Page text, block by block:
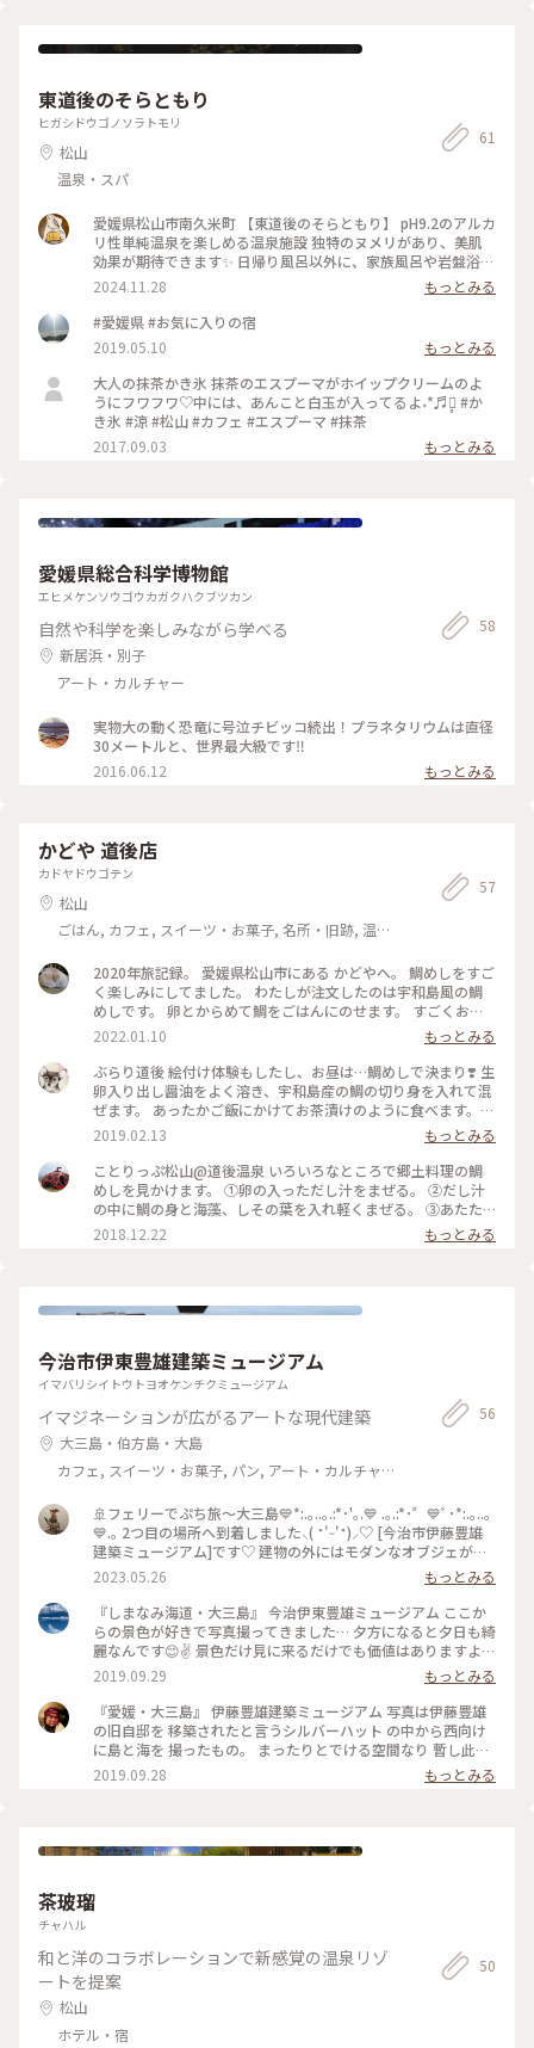
東道後のそらともり
ヒガシドウゴノソラトモリ
松山
温泉・スパ
61
愛媛県松山市南久米町 【東道後のそらともり】 pH9.2のアルカ
リ性単純温泉を楽しめる温泉施設 独特のヌメリがあり、美肌
効果が期待できます✨️ 日帰り風呂以外に、家族風呂や岩盤浴な
どもあり 1日中滞在でき、さらに宿泊も可能です！ * * * この
日はゆっくりしたかったので家族風呂へ 半露天風呂客室と同
じ大きさのお風呂です 足を伸ばしてゆっくり浸かれましたよ
♨️ 館内は、蛍光灯より自然光が多く降りそそぐので デジタル
デトックスにもちょうどいいなと感じました #四国 #愛媛 #松
山 #東道後温泉 #そらともり #温泉
2024.11.28
もっとみる
#愛媛県 #お気に入りの宿
2019.05.10
もっとみる
大人の抹茶かき氷 抹茶のエスプーマがホイップクリームのよ
うにフワフワ♡中には、あんこと白玉が入ってるよ˖*♬೨̣̥ #か
き氷 #涼 #松山 #カフェ #エスプーマ #抹茶
2017.09.03
もっとみる
愛媛県総合科学博物館
エヒメケンソウゴウカガクハクブツカン
自然や科学を楽しみながら学べる
新居浜・別子
アート・カルチャー
58
実物大の動く恐竜に号泣チビッコ続出！プラネタリウムは直径
30メートルと、世界最大級です‼︎
2016.06.12
もっとみる
かどや 道後店
カドヤドウゴテン
松山
ごはん, カフェ, スイーツ・お菓子, 名所・旧跡, 温
57
2020年旅記録。 愛媛県松山市にある かどやへ。 鯛めしをすご
く楽しみにしてました。 わたしが注文したのは宇和島風の鯛
めしです。 卵とからめて鯛をごはんにのせます。 すごくおい
しかったです。 ごちそうさまでした。 #愛媛県#松山市 #かど
や#鯛めし#宇和島風 #2020年
2022.01.10
もっとみる
ぶらり道後 絵付け体験もしたし、お昼は…鯛めしで決まり❣️ 生
卵入り出し醤油をよく溶き、宇和島産の鯛の切り身を入れて混
ぜます。 あったかご飯にかけてお茶漬けのように食べます。
ご飯多いよ〜と思いましたが、お代わりのご飯を入れてまたか
けて、さらさら〜っと…美味しゅうございました😊🙏 #冬のご
ちそう #道後温泉 #ランチ
2019.02.13
もっとみる
ことりっぷ松山@道後温泉 いろいろなところで郷土料理の鯛
めしを見かけます。 ①卵の入っただし汁をまぜる。 ②だし汁
の中に鯛の身と海藻、しその葉を入れ軽くまぜる。 ③あたた
かいご飯をお茶碗に盛る。 ④ご飯の上に鯛の身、海藻などを
のせ、だし汁を好みの量かける。 ・・美味しくいただきまし
2018.12.22 もっとみる
今治市伊東豊雄建築ミュージアム
イマバリシイトウトヨオケンチクミュージアム
イマジネーションが広がるアートな現代建築
大三島・伯方島・大島
カフェ, スイーツ・お菓子, パン, アート・カルチャー,
56
🚢フェリーでぷち旅〜大三島💙*:.｡..｡.:*･'｡.💙 .｡.:*･゜💙ﾟ･*:.｡..｡
💙.｡ 2つ目の場所へ到着しました⸜( ˶'ᵕ'˶)⸝♡ [今治市伊藤豊雄
建築ミュージアム]です♡ 建物の外にはモダンなオブジェが並
んでいます 海のそばで眺める建造物は美しいです✨💙 館内に
は寝転がれるくらいリラックスできる スペースがあります
(*'▽'*) 大きな窓から美しい島や海を眺めていると うとうとし
てしまいそうです(´-ω-｀)))。。 後ろ髪引かれながら次へすす
みます🚗³₃ * ここでチケットのご紹介をします•*¨*•.¸¸☆ 今回
使ったのは3箇所をまわるチケット ✲ところミュージアム大三
島 ✼今治市伊東豊雄建築ミュージアム ✼岩田健母と子のミュー
ジアム もう1つは上の3つに加え全部で5箇所☝🏻 ✲大三島美術
館 ✲村上三島記念館です(о´∀`о) ルートを考えてお得にまわ
られたらいいですね♡ * #フェリー旅🚢#大三島##私のことり
っぷ旅 #私の旅行記#レトロな街#お得なチケット🎟 #今治市伊
藤豊雄建築ミュージアム•*¨*•.¸¸♬︎
2023.05.26
もっとみる
『しまなみ海道・大三島』 今治伊東豊雄ミュージアム ここか
らの景色が好きで写真撮ってきました… 夕方になると夕日も綺
麗なんです😊✌ 景色だけ見に来るだけでも価値はありますよ
♬♬ #今治伊東豊雄ミュージアム#しまなみ海道#大三島#お気
に入りの景色
2019.09.29
もっとみる
『愛媛・大三島』 伊藤豊雄建築ミュージアム 写真は伊藤豊雄
の旧自邸を 移築されたと言うシルバーハット の中から西向け
に島と海を 撮ったもの。 まったりとでける空間なり 暫し此処
にて佇む🤗🤗🤗
2019.09.28 もっとみる
茶玻瑠
チャハル
和と洋のコラボレーションで新感覚の温泉リゾ
ートを提案
松山
ホテル・宿
50